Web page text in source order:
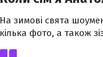
На зимові свята
кілька фото, а також